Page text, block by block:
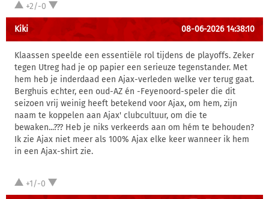
+2/-0
Kiki 08-06-2026 14:38:10
Klaassen speelde een essentiële rol tijdens de playoffs. Zeker
tegen Utreg had je op papier een serieuze tegenstander. Met
hem heb je inderdaad een Ajax-verleden welke ver terug gaat.
Berghuis echter, een oud-AZ én -Feyenoord-speler die dit
seizoen vrij weinig heeft betekend voor Ajax, om hem, zijn
naam te koppelen aan Ajax' clubcultuur, om die te
bewaken...??? Heb je niks verkeerds aan om hém te behouden?
Ik zie Ajax niet meer als 100% Ajax elke keer wanneer ik hem
in een Ajax-shirt zie.
+1/-0